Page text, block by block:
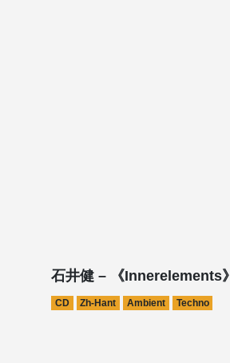
石井健 – 《Innerelements》
CD Zh-Hant Ambient Techno